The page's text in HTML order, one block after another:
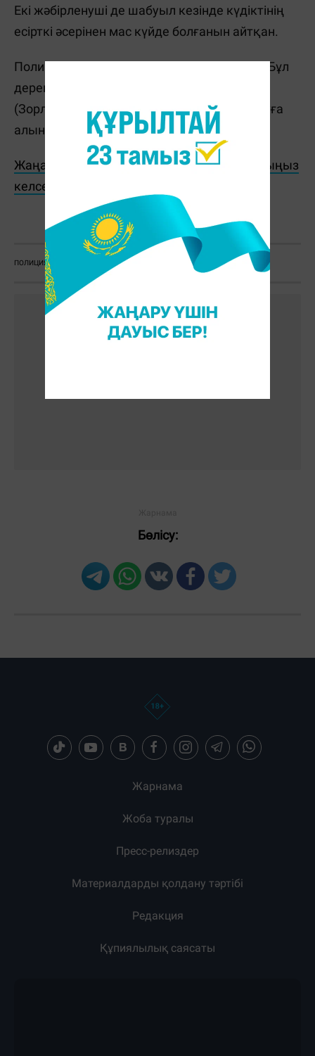
Екі жәбірленуші де шабуыл кезінде күдіктінің
есірткі әсерінен мас күйде болғанын айтқан.
Полиция қызметкерлері күдіктіні ұстаған. Бұл
дерек ҚР Қылмыстық кодексінің 120-бабы
(Зорлау) бойынша тіркелген. Күдікті қамауға
алынған.
Жаңалықтарды бәрінен бұрын біліп отырғыңыз
келсе, Telegram-арнамызға жазылыңыз!
Ж. Қадыржанова
ПОЛИЦИЯ КҮДІКТІ
Бөлісу:
Жарнама
Жоба туралы
Пресс-релиздер
Материалдарды қолдану тәртібі
Редакция
Құпиялылық саясаты